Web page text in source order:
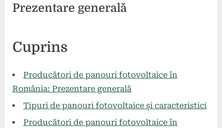
Prezentare generală
on
mai
Cuprins
Producători de panouri fotovoltaice în
România: Prezentare generală
Tipuri de panouri fotovoltaice și caracteristici
Producători de panouri fotovoltaice în